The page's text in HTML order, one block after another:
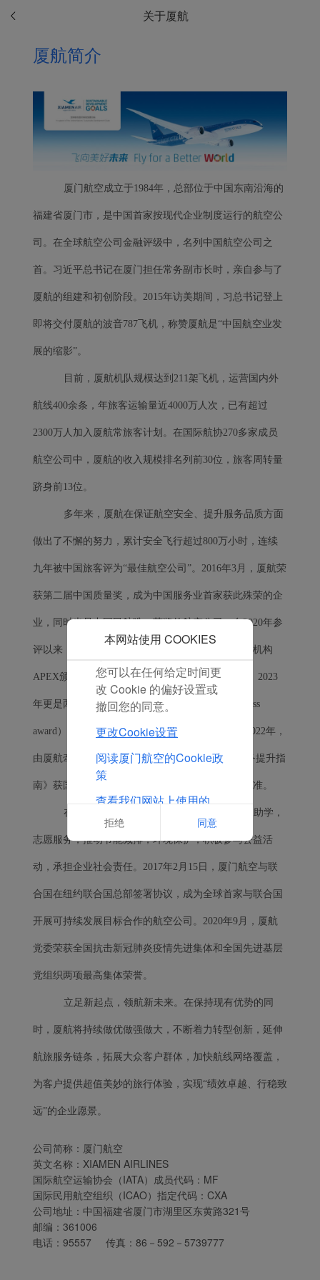
关于厦航
厦航简介
厦门航空成立于1984年，总部位于中国东南沿海的
福建省厦门市，是中国首家按现代企业制度运行的航空公
司。在全球航空公司金融评级中，名列中国航空公司之
首。 习近平总书记在厦门担任常务副市长时，亲自参与了
厦航的组建和初创阶段。2015年访美期间，习总书记登上
即将交付厦航的波音787飞机，称赞厦航是“中国航空业发
展的缩影”。
目前，厦航机队规模达到211架飞机，运营国内外
航线400余条，年旅客运输量近4000万人次，已有超过
2300万人加入厦航常旅客计划。在国际航协270多家成员
航空公司中，厦航的收入规模排名列前30位，旅客周转量
跻身前13位。
多年来，厦航在保证航空安全、提升服务品质方面
做出了不懈的努力，累计安全飞行超过800万小时，连续
九年被中国旅客评为“最佳航空公司”。2016年3月，厦航荣
获第二届中国质量奖，成为中国服务业首家获此殊荣的企
业，同时也是中国民航唯一获奖的航空公司。自2020年参
评以来，厦航连续三年获得世界著名航空服务测评机构
APEX颁发的“五星级国际航空公司”大奖，2022年、2023
年更是两度荣获“世界级航空公司”大奖（World Class
award），成为首家跻身“世界八强”的中国航司。2022年，
由厦航牵头编制的《质量管理 文化和机制支撑服务提升指
南》获国家级认证，厦航式标准正式上升为国家标准。
在追求自身发展的同时，厦航通过开展扶贫助学，
志愿服务，推动节能减排，环境保护，积极参与公益活
动，承担企业社会责任。2017年2月15日，厦门航空与联
合国在纽约联合国总部签署协议，成为全球首家与联合国
开展可持续发展目标合作的航空公司。2020年9月，厦航
党委荣获全国抗击新冠肺炎疫情先进集体和全国先进基层
党组织两项最高集体荣誉。
立足新起点，领航新未来。在保持现有优势的同
时，厦航将持续做优做强做大，不断着力转型创新，延伸
航旅服务链条，拓展大众客户群体，加快航线网络覆盖，
为客户提供超值美妙的旅行体验，实现“绩效卓越、行稳致
远”的企业愿景。
公司简称：厦门航空
英文名称：XIAMEN AIRLINES
国际航空运输协会（IATA）成员代码：MF
国际民用航空组织（ICAO）指定代码：CXA
公司地址：中国福建省厦门市湖里区东黄路321号
邮编：361006
电话：95557 传真：86－592－5739777
本网站使用 COOKIES
Xiamenair.com使用功能
并为您提供最佳的用户体
验。 使用本网站，功能型
和分析型Cookie将被安装
在您的浏览器中。
使用营销Cookie (i) 分析
息。 通过放置这些
Cookie，厦门航空和第三
为以使我们的内容和广告
与您的兴趣更加契合。
点击“接受”即表示您同意
放置所有的营销Cookie。
点击“拒绝”，我们将不会
您可以在任何给定时间更
改 Cookie 的偏好设置或
撤回您的同意。
更改Cookie设置
阅读厦门航空的Cookie政
策
查看我们网站上使用的
Cookie的完整列表
拒绝 同意